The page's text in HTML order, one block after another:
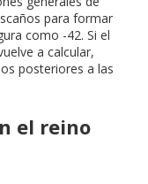
para formar
como -42. Si el
a calcular,
posteriores a las
el reino